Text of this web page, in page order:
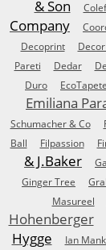
& Son
Company
Decoprint
Pareti
Dedar
Duro
Emiliana
Schumacher & Co
Ball
Filpassion
& J.Baker
Ginger Tree
Masureel
Hohenberger
Hygge Ian